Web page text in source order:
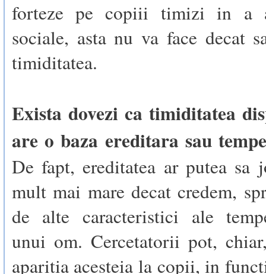
forteze pe copiii timizi in a
sociale, asta nu va face decat
timiditatea.
Exista dovezi ca timiditatea
are o baza ereditara sau
De fapt, ereditatea ar putea sa
mult mai mare decat credem,
de alte caracteristici ale
unui om. Cercetatorii pot,
aparitia acesteia la copii, in